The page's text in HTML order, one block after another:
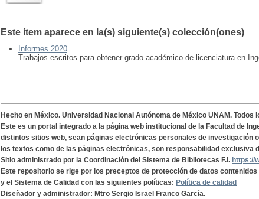
Este ítem aparece en la(s) siguiente(s) colección(ones)
Informes 2020
Trabajos escritos para obtener grado académico de licenciatura en
Hecho en México. Universidad Nacional Autónoma de México UNAM.
Este es un portal integrado a la página web institucional de la Facultad de
distintos sitios web, sean páginas electrónicas personales de investigación
los textos como de las páginas electrónicas, son responsabilidad exclusiva
Sitio administrado por la Coordinación del Sistema de Bibliotecas F.I. https://
Este repositorio se rige por los preceptos de protección de datos contenidos
y el Sistema de Calidad con las siguientes políticas: Política de calidad
Diseñador y administrador: Mtro Sergio Israel Franco García.